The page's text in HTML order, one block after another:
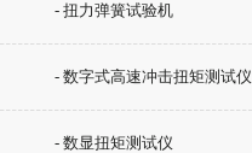
- 扭力弹簧试验机
- 数字式高速冲击扭矩测试仪
- 数显扭矩测试仪